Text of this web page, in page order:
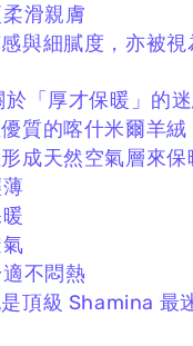
滑親膚
與細膩度， 亦被視
於「厚才保暖」的
質的喀什米爾羊絨
成天然空氣層來保
不悶熱
頂級 Shamina 最